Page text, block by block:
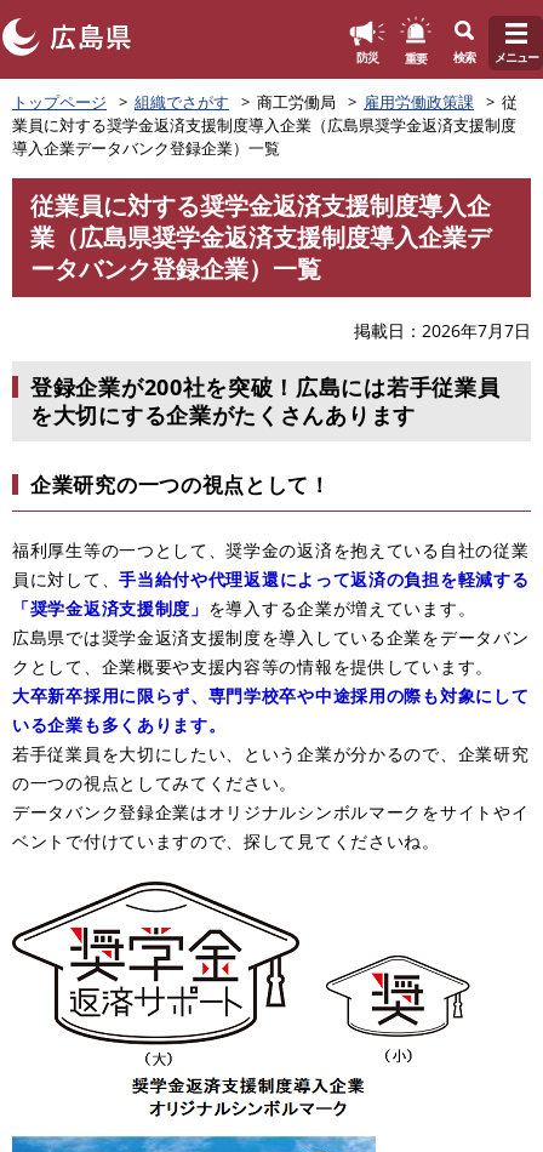
ペ
ー
ジ
の
防災 重要 検索 メニュー
トップページ 組織でさがす 商工労働局 雇用労働政策課
従
業員に対する奨学金返済支援制度導入企業（広島県奨学金返済支援制度
導入企業データバンク登録企業）一覧
従業員に対する奨学金返済支援制度導入企
業（広島県奨学金返済支援制度導入企業デ
ータバンク登録企業）一覧
掲載日 2026年7月7日
登録企業が200社を突破！広島には若手従業員
を大切にする企業がたくさんあります
企業研究の一つの視点として！
福利厚生等の一つとして、奨学金の返済を抱えている自社の従業
員に対して、手当給付や代理返還によって返済の負担を軽減する
「奨学金返済支援制度」 を導入する企業が増えています。
広島県では奨学金返済支援制度を導入している企業をデータバン
クとして、企業概要や支援内容等の情報を提供しています。
大卒新卒採用に限らず、専門学校卒や中途採用の際も対象にして
いる企業も多くあります。
若手従業員を大切にしたい、という企業が分かるので、企業研究
の一つの視点としてみてください。
データバンク登録企業はオリジナルシンボルマークをサイトやイ
ベントで付けていますので、探して見てくださいね。